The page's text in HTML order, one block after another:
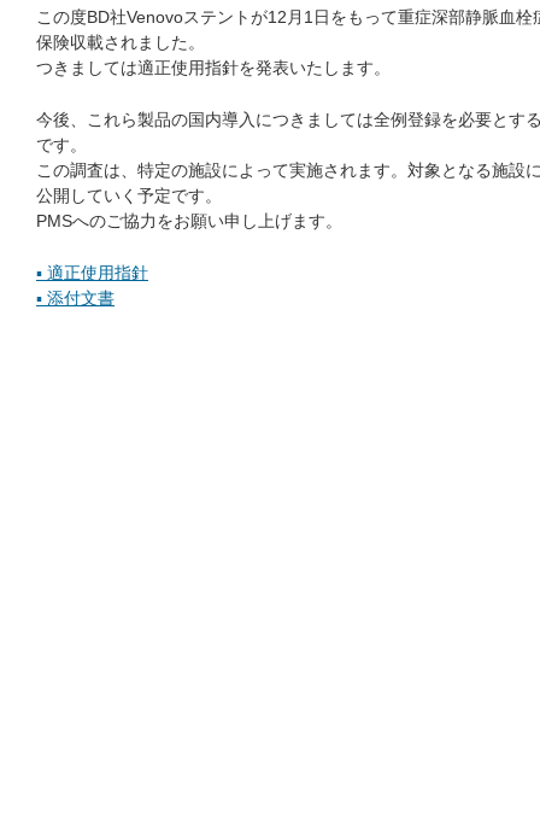
この度BD社Venovoステントが12月1日をもって重症深部静脈血
保険収載されました。
つきましては適正使用指針を発表いたします。
今後、これら製品の国内導入につきましては全例登録を必要とす
です。
この調査は、特定の施設によって実施されます。対象となる施設
公開していく予定です。
PMSへのご協力をお願い申し上げます。
▪️ 適正使用指針
▪️ 添付文書